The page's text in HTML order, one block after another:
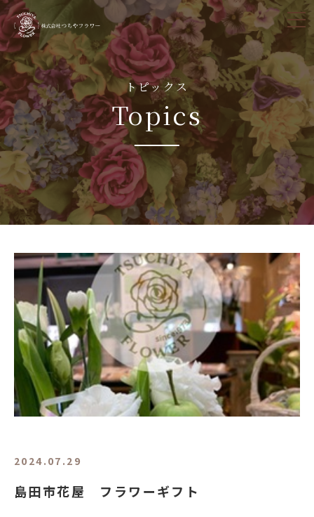
トピックス
Topics
2024.07.29
島田市花屋 フラワーギフト